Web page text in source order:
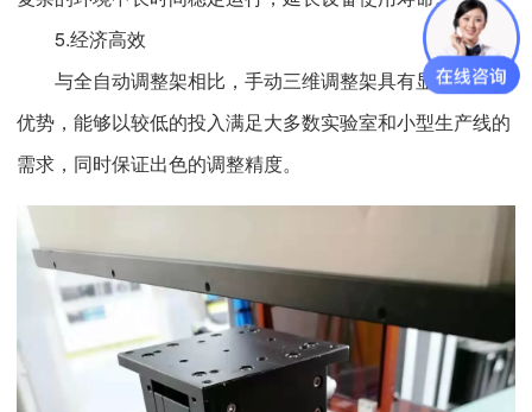
5.经济高效
与全自动调整架相比，手动三维调整架具有显著的成本
优势，能够以较低的投入满足大多数实验室和小型生产线的
需求，同时保证出色的调整精度。